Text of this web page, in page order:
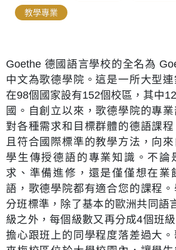
教學專業
Goethe 德國語言學校的全名為
中文為歌德學院。這是一所大型連
在98個國家設有152個校區，其中
國。自創立以來，歌德學院的專
對各種需求和目標群體的德語課
且符合國際標準的教學方法，向
學生傳授德語的專業知識。不論
求、準備進修，還是僅僅想在業
語，歌德學院都有適合您的課程
分班標準，除了基本的歐洲共同語
級之外，每個級數又再分成4個班
擔心跟班上的同學程度落差過大